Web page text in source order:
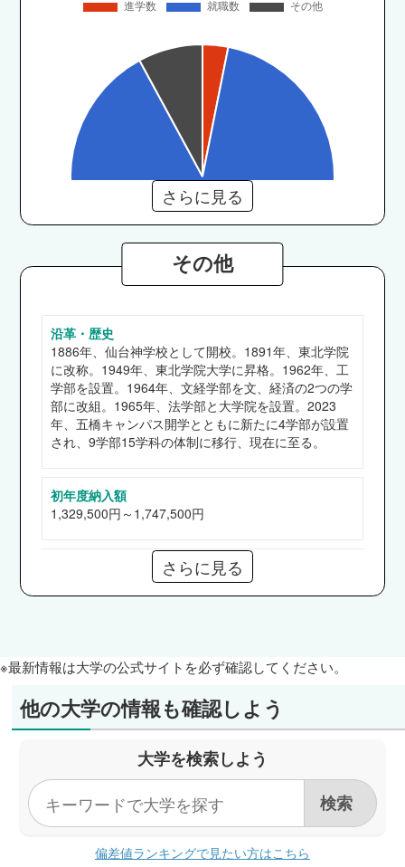
文学部
住友林業、アイリスオーヤマ、JTB、アイベック
スエアラインズ、カメイ、七十七銀行、公立学校
教員（宮城県） 他
経済学部
動火災保険、仙台ターミナルビル、仙台市消防局
清水建設、河北新報社、東北電力、エイチ・ア
イ・エス、藤崎、三井住友信託銀行 他
法学部
他
工学部
一条工務店、大林組、鹿島建設、大成建設、アル
力、東日本高速道路、NTTデータ東北、富士通ネ
ットワークソリューションズ 他など
さらに見る
その他
沿革・歴史
1886年、仙台神学校として開校。1891年、東北学院
に改称。1949年、東北学院大学に昇格。1962年、工
学部を設置。1964年、文経学部を文、経済の2つの学
部に改組。1965年、法学部と大学院を設置。2023
年、五橋キャンパス開学とともに新たに4学部が設置
され、9学部15学科の体制に移行、現在に至る。
初年度納入額
1,329,500円～1,747,500円
【給付】高等教育の修学支援新制度、東北学院大学東
北学院大学自然災害被災学生緊急給付奨学金
【貸与】日本学生支援機構（第一、二種）、東北学院
短期大学部
さらに見る
※最新情報は大学の公式サイトを必ず確認してください。
他の大学の情報も確認しよう
大学を検索しよう
偏差値ランキングで見たい方はこちら